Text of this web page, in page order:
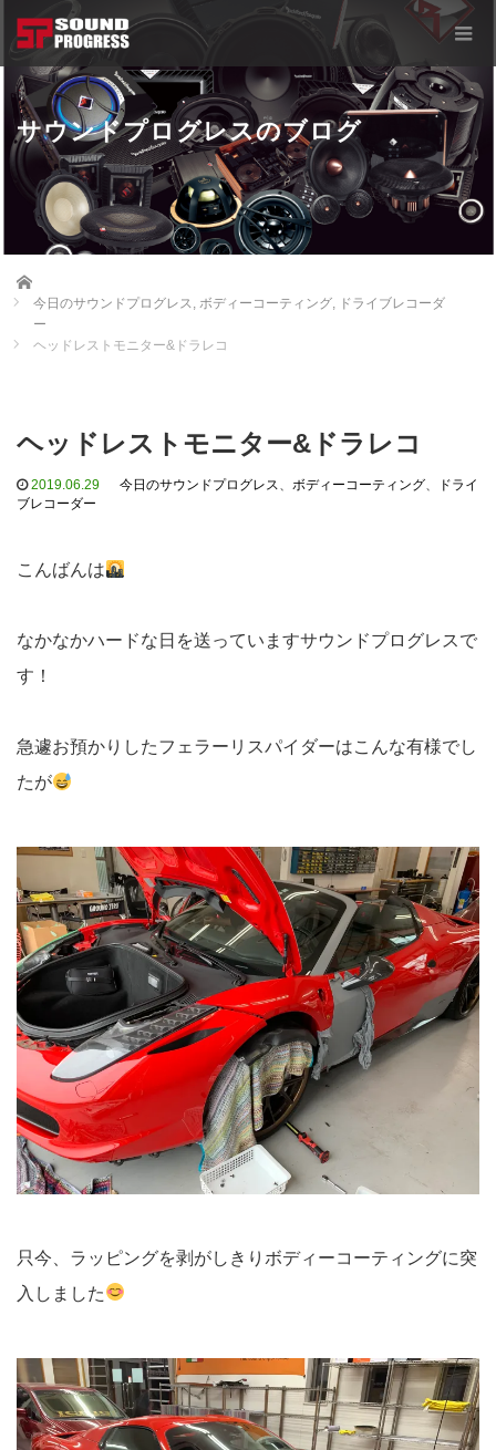
サウンドプログレスのブログ
Home
今日のサウンドプログレス, ボディーコーティング, ドライブレコーダ
ー
ヘッドレストモニター&ドラレコ
ヘッドレストモニター&ドラレコ
2019.06.29 今日のサウンドプログレス、 ボディーコーティング、
ドライ
ブレコーダー
こんばんは
なかなかハードな日を送っていますサウンドプログレスで
す！
急遽お預かりしたフェラーリスパイダーはこんな有様でし
たが
只今、ラッピングを剥がしきりボディーコーティングに突
入しました